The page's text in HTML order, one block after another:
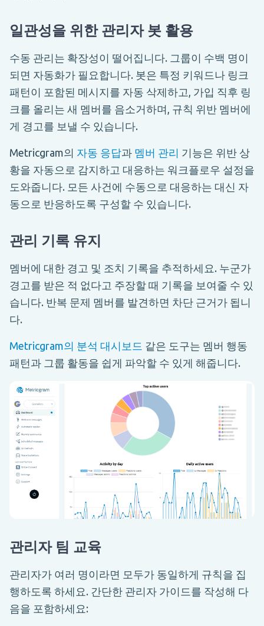
일관성을 위한 관리자 봇 활용
수동 관리는 확장성이 떨어집니다. 그룹이 수백 명이
되면 자동화가 필요합니다. 봇은 특정 키워드나 링크
패턴이 포함된 메시지를 자동 삭제하고, 가입 직후 링
크를 올리는 새 멤버를 음소거하며, 규칙 위반 멤버에
게 경고를 보낼 수 있습니다.
Metricgram의 자동 응답과 멤버 관리 기능은 위반 상
황을 자동으로 감지하고 대응하는 워크플로우 설정을
도와줍니다. 모든 사건에 수동으로 대응하는 대신 자
동으로 반응하도록 구성할 수 있습니다.
관리 기록 유지
멤버에 대한 경고 및 조치 기록을 추적하세요. 누군가
경고를 받은 적 없다고 주장할 때 기록을 보여줄 수 있
습니다. 반복 문제 멤버를 발견하면 차단 근거가 됩니
다.
Metricgram의 분석 대시보드 같은 도구는 멤버 행동
패턴과 그룹 활동을 쉽게 파악할 수 있게 해줍니다.
관리자 팀 교육
관리자가 여러 명이라면 모두가 동일하게 규칙을 집
행하도록 하세요. 간단한 관리자 가이드를 작성해 다
음을 포함하세요: